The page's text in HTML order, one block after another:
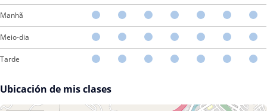
Manhã
Meio-dia
Tarde
Ubicación de mis clases